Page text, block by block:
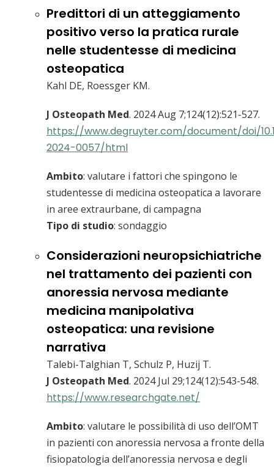
Predittori di un atteggiamento
positivo verso la pratica rurale
nelle studentesse di medicina
osteopatica
Kahl DE, Roessger KM.
J Osteopath Med. 2024 Aug 7;124(12):521-527.
https://www.degruyter.com/document/doi/
2024-0057/html
Ambito: valutare i fattori che spingono le
studentesse di medicina osteopatica a lavorare
in aree extraurbane, di campagna
Tipo di studio: sondaggio
Considerazioni neuropsichiatriche
nel trattamento dei pazienti con
anoressia nervosa mediante
medicina manipolativa
osteopatica: una revisione
narrativa
Talebi-Talghian T, Schulz P, Huzij T.
J Osteopath Med. 2024 Jul 29;124(12):543-548.
https://www.researchgate.net/
Ambito: valutare le possibilità di uso dell’OMT
in pazienti con anoressia nervosa a fronte della
fisiopatologia dell’anoressia nervosa e degli